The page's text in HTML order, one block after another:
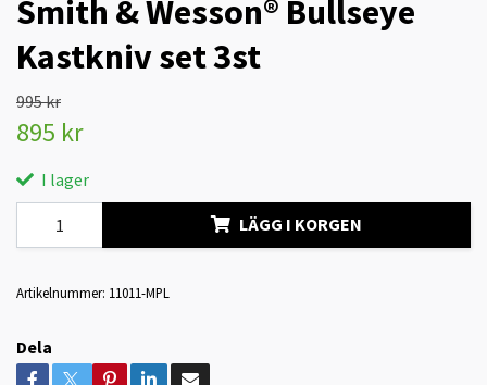
Smith & Wesson® Bullseye
Kastkniv set 3st
995 kr
895 kr
I lager
LÄGG I KORGEN
Artikelnummer: 11011-MPL
Dela